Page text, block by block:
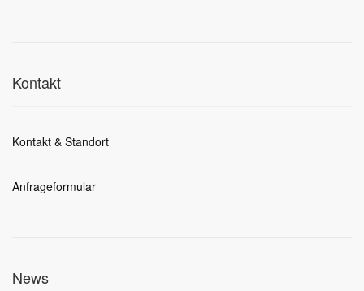
Kontakt
Kontakt & Standort
Anfrageformular
News